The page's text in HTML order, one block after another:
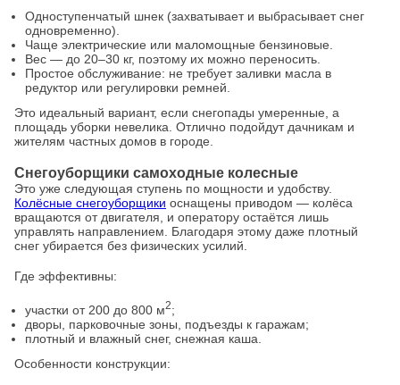
Одноступенчатый шнек (захватывает и выбрасывает снег
одновременно).
Чаще электрические или маломощные бензиновые.
Вес — до 20–30 кг, поэтому их можно переносить.
Простое обслуживание: не требует заливки масла в
редуктор или регулировки ремней.
Это идеальный вариант, если снегопады умеренные, а
площадь уборки невелика. Отлично подойдут дачникам и
жителям частных домов в городе.
Снегоуборщики самоходные колесные
Это уже следующая ступень по мощности и удобству.
Колёсные снегоуборщики оснащены приводом — колёса
вращаются от двигателя, и оператору остаётся лишь
управлять направлением. Благодаря этому даже плотный
снег убирается без физических усилий.
Где эффективны:
участки от 200 до 800 м2;
дворы, парковочные зоны, подъезды к гаражам;
плотный и влажный снег, снежная каша.
Особенности конструкции: